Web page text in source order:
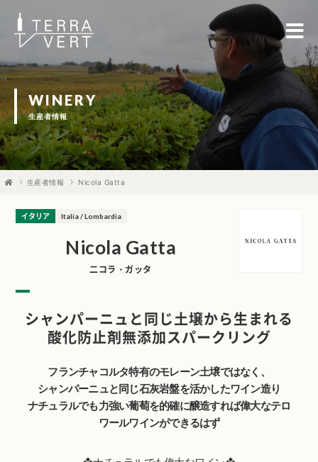
WINERY
生産者情報
生産者情報 Nicola Gatta
Nicola Gatta
二コラ・ガッタ
イタリア Italia / Lombardia
シャンパーニュと同じ土壌から生まれる
酸化防止剤無添加スパークリング
フランチャコルタ特有のモレーン土壌ではなく、
シャンパーニュと同じ石灰岩盤を活かしたワイン造り
ナチュラルでも力強い葡萄を的確に醸造すれば偉大なテロ
ワールワインができるはず